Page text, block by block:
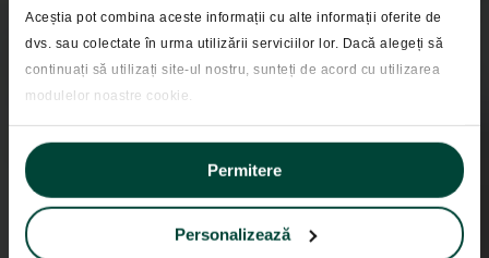
Aceștia pot combina aceste informații cu alte informații oferite de
dvs. sau colectate în urma utilizării serviciilor lor. Dacă alegeți să
continuați să utilizați site-ul nostru, sunteți de acord cu utilizarea
modulelor noastre cookie.
Permitere
Personalizează
La ce ne uitam cand
alegem sa investim in
obligatiuni?